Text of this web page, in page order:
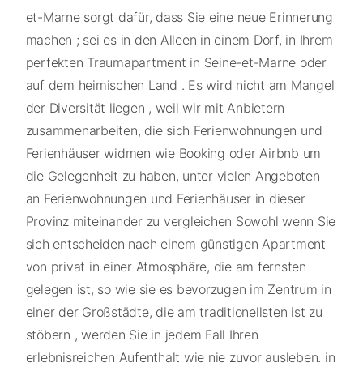
et-Marne sorgt dafür, dass Sie eine neue Erinnerung
machen ; sei es in den Alleen in einem Dorf, in Ihrem
perfekten Traumapartment in Seine-et-Marne oder
auf dem heimischen Land . Es wird nicht am Mangel
der Diversität liegen , weil wir mit Anbietern
zusammenarbeiten, die sich Ferienwohnungen und
Ferienhäuser widmen wie Booking oder Airbnb um
die Gelegenheit zu haben, unter vielen Angeboten
an Ferienwohnungen und Ferienhäuser in dieser
Provinz miteinander zu vergleichen Sowohl wenn Sie
sich entscheiden nach einem günstigen Apartment
von privat in einer Atmosphäre, die am fernsten
gelegen ist, so wie sie es bevorzugen im Zentrum in
einer der Großstädte, die am traditionellsten ist zu
stöbern , werden Sie in jedem Fall Ihren
erlebnisreichen Aufenthalt wie nie zuvor ausleben. in